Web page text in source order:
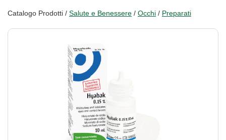
Catalogo Prodotti / Salute e Benessere / Occhi / Preparati